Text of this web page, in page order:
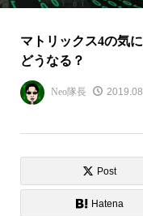
マトリックス4の気
どうなる？
Neo隊長
Post
Hatena